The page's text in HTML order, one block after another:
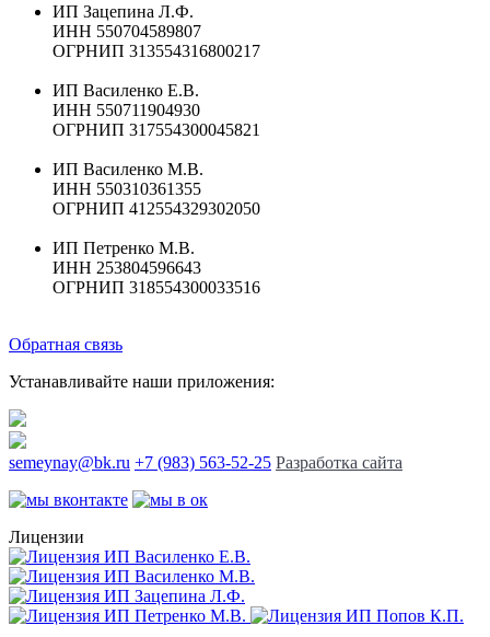
ИП Зацепина Л.Ф.
ИНН 550704589807
ОГРНИП 313554316800217
ИП Василенко Е.В.
ИНН 550711904930
ОГРНИП 317554300045821
ИП Василенко М.В.
ИНН 550310361355
ОГРНИП 412554329302050
ИП Петренко М.В.
ИНН 253804596643
ОГРНИП 318554300033516
Обратная связь
Устанавливайте наши приложения:
semeynay@bk.ru +7 (983) 563-52-25 Разработка сайта
Лицензии